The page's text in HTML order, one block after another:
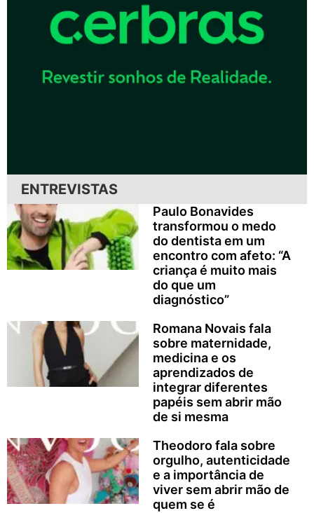
ENTREVISTAS
Paulo Bonavides
transformou o medo
do dentista em um
encontro com afeto: “A
criança é muito mais
do que um
diagnóstico”
Romana Novais fala
sobre maternidade,
medicina e os
aprendizados de
integrar diferentes
papéis sem abrir mão
de si mesma
Theodoro fala sobre
orgulho, autenticidade
e a importância de
viver sem abrir mão de
quem se é